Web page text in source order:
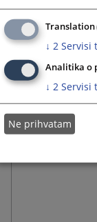
Translation
↓ 2 Servisi
Analitika o
↓ 2 Servisi
Ne prihvatam